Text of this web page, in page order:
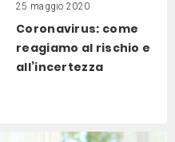
25 maggio 2020
Coronavirus: come
reagiamo al rischio e
all’incertezza